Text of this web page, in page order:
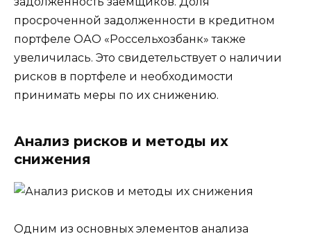
просроченной задолженности в кредитном
портфеле ОАО «Россельхозбанк» также
увеличилась. Это свидетельствует о наличии
рисков в портфеле и необходимости
принимать меры по их снижению.
Анализ рисков и методы их
снижения
Одним из основных элементов анализа